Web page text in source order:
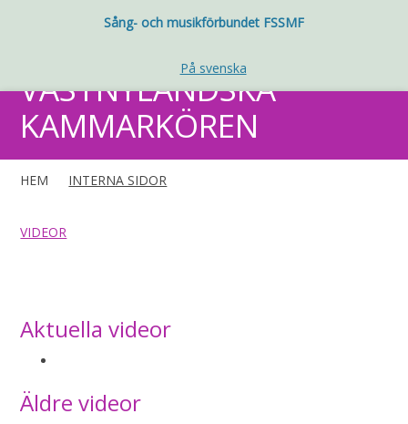
Sång- och musikförbundet FSSMF
På svenska
VÄSTNYLÄNDSKA
KAMMARKÖREN
HEM INTERNA SIDOR
VIDEOR
Aktuella videor
Äldre videor